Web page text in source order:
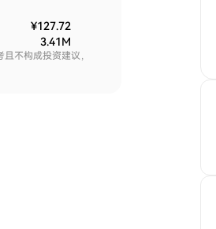
¥127.72
3.41M
不构成投资建议，